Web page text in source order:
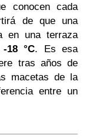
conocen cada
de que una
en una terraza
-18 °C. Es esa
tras años de
macetas de la
entre un